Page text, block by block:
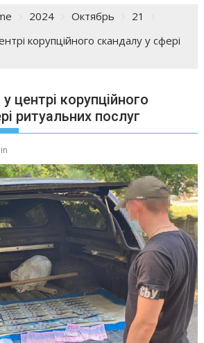
2024 Октябрь
21
корупційного скандалу у сфері
центрі корупційного
ритуальних послуг